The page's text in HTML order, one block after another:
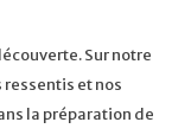
Sur notre
et nos
la préparation de